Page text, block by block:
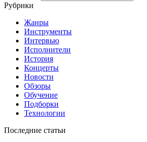
Рубрики
Жанры
Инструменты
Интервью
Исполнители
История
Концерты
Новости
Обзоры
Обучение
Подборки
Технологии
Последние статьи